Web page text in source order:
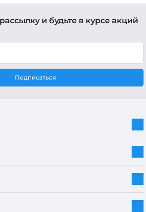
и будьте в курсе акций
Подписаться